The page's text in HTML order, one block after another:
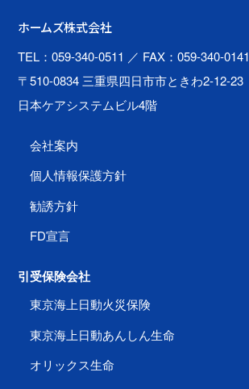
ホームズ株式会社
TEL：059-340-0511 ／ FAX：059-340-0141
〒510-0834 三重県四日市市ときわ2-12-23
日本ケアシステムビル4階
会社案内
個人情報保護方針
勧誘方針
FD宣言
引受保険会社
東京海上日動火災保険
東京海上日動あんしん生命
オリックス生命